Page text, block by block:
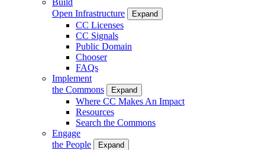
Open Infrastructure
Expand
CC Licenses
CC Signals
Public Domain
Chooser
FAQs
Implement
the Commons
Expand
Where CC Makes An Impact
Resources
Search the Commons
Engage
the People
Expand